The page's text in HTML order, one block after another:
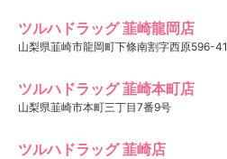
ツルハドラッグ 韮崎龍岡店
山梨県韮崎市龍岡町下條南割字西原596-41
ツルハドラッグ 韮崎本町店
山梨県韮崎市本町三丁目7番9号
ツルハドラッグ 韮崎店